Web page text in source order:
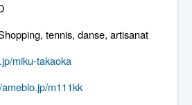
tennis, danse, artisanat
miku-takaoka
m111kk